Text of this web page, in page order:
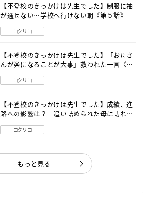
【不登校のきっかけは先生でした】制服に袖
が通せない…学校へ行けない朝《第５話》
コクリコ
【不登校のきっかけは先生でした】「お母さ
んが楽になることが大事」救われた一言《第
コクリコ
【不登校のきっかけは先生でした】成績、進
路への影響は？ 追い詰められた母に訪れた
コクリコ
もっと見る